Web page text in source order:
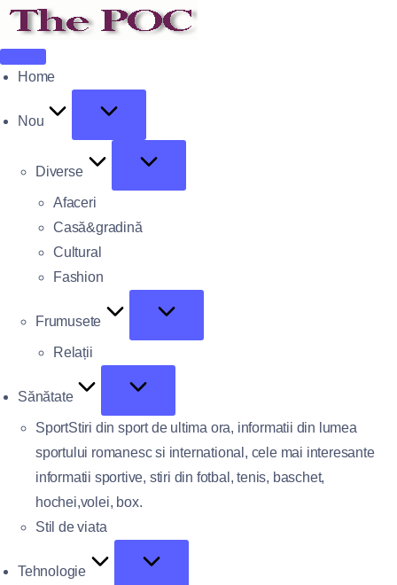
Home
Nou
Diverse
Afaceri
Casă&gradină
Cultural
Fashion
Frumusete
Relații
Sănătate
SportStiri din sport de ultima ora, informatii din lumea
sportului romanesc si international, cele mai interesante
informatii sportive, stiri din fotbal, tenis, baschet,
hochei,volei, box.
Stil de viata
Tehnologie